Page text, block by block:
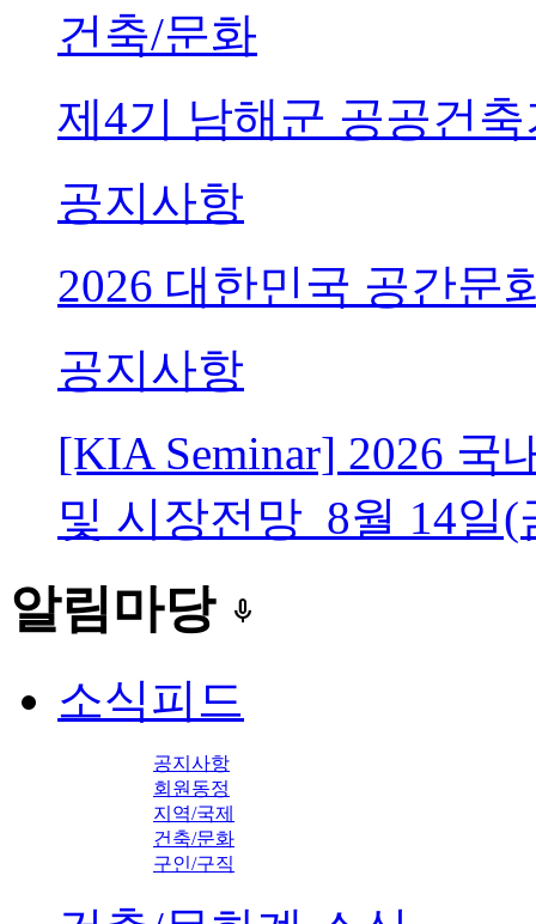
건축/문화
제4기 남해군 공공건
공지사항
2026 대한민국 공간문
공지사항
[KIA Seminar] 2026 국
및 시장전망_8월 14일(
알림마당 keyboard_voice
소식피드
공지사항
회원동정
지역/국제
건축/문화
구인/구직